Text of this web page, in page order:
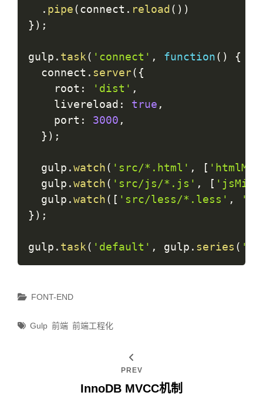
. pipe(connect . reload( ) )
} ) ;
gulp . task( 'connect' , function( )
{
  connect
. server( {
    root
: 'dist' ,
    livereload
: true ,
    port
: 3000 ,
} ) ;
  gulp
.watch( 'src/*.html' , [
  gulp
.watch( 'src/js/*.js' , [ 'jsMin'
  gulp
.watch( [ 'src/less/*.less' ,
} ) ;
gulp . task( 'default' , gulp . series (
Categories
FONT-END
Tags
Gulp 前端 前端工程化
PREV
InnoDB MVCC机制